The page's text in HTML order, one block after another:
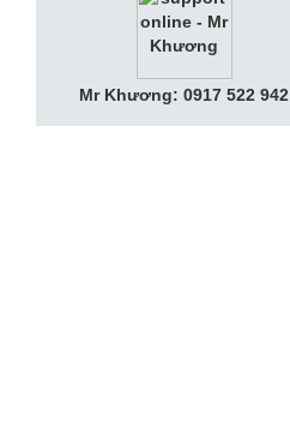
Mr Khương: 0917 522 942